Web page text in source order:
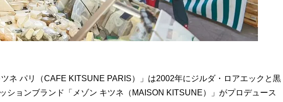
ネ パリ（CAFE KITSUNE PARIS）」は2002年にジルダ・ロアエックと黒
ションブランド「メゾン キツネ（MAISON KITSUNE）」がプロデュース